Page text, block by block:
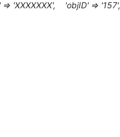
=> 'XXXXXXX', 'objID' =>